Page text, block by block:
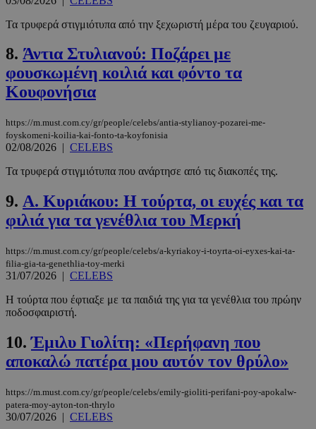
Τα τρυφερά στιγμιότυπα από την ξεχωριστή μέρα του ζευγαριού.
8. Άντια Στυλιανού: Ποζάρει με
φουσκωμένη κοιλιά και φόντο τα
Κουφονήσια
https://m.must.com.cy/gr/people/celebs/antia-stylianoy-pozarei-me-
foyskomeni-koilia-kai-fonto-ta-koyfonisia
02/08/2026 | CELEBS
Τα τρυφερά στιγμιότυπα που ανάρτησε από τις διακοπές της.
9. Α. Κυριάκου: Η τούρτα, οι ευχές και τα
φιλιά για τα γενέθλια του Μερκή
https://m.must.com.cy/gr/people/celebs/a-kyriakoy-i-toyrta-oi-eyxes-kai-ta-
filia-gia-ta-genethlia-toy-merki
31/07/2026 | CELEBS
Η τούρτα που έφτιαξε με τα παιδιά της για τα γενέθλια του πρώην
ποδοσφαιριστή.
10.Έμιλυ Γιολίτη: «Περήφανη που
αποκαλώ πατέρα μου αυτόν τον θρύλο»
https://m.must.com.cy/gr/people/celebs/emily-gioliti-perifani-poy-apokalw-
patera-moy-ayton-ton-thrylo
30/07/2026 | CELEBS